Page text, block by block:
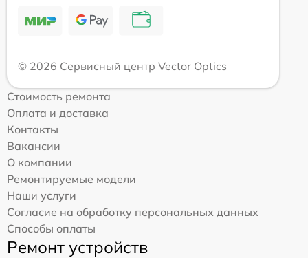
© 2026 Сервисный центр Vector Optics
Стоимость ремонта
Оплата и доставка
Контакты
Вакансии
О компании
Ремонтируемые модели
Наши услуги
Согласие на обработку персональных данных
Способы оплаты
Ремонт устройств